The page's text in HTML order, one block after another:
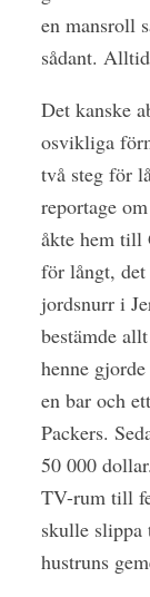
en mansroll
sådant.
Det kanske
osvikliga
två steg för
reportage
åkte hem till
för långt, det
jordsnurr i
bestämde
henne
en bar och
Packers.
50 000
TV-rum till
skulle
hustruns